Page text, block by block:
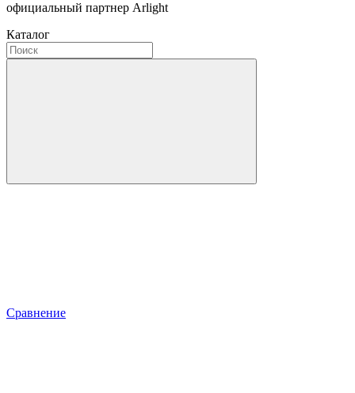
официальный партнер Arlight
Каталог
Сравнение